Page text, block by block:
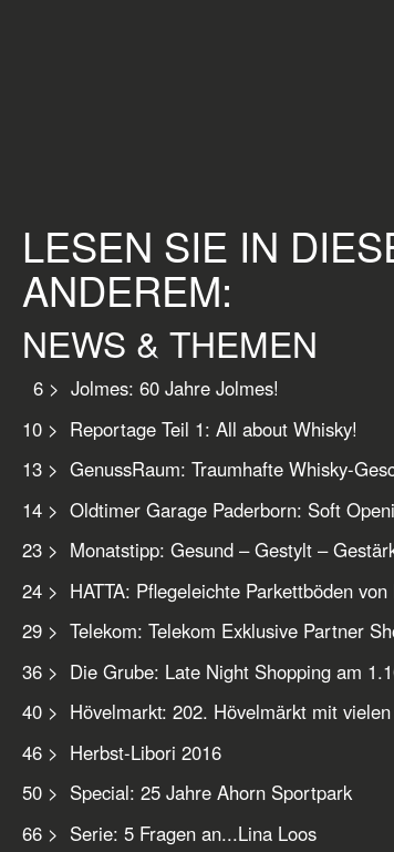
LESEN SIE IN
ANDEREM:
NEWS & THEMEN
6 > Jolmes: 60 Jahre Jolmes!
10 > Reportage Teil 1: All about Whisky!
13 > GenussRaum: Traumhafte Whisky-
14 > Oldtimer Garage Paderborn: Soft
23 > Monatstipp: Gesund – Gestylt –
24 > HATTA: Pflegeleichte Parkettböden von
29 > Telekom: Telekom Exklusive Partner
36 > Die Grube: Late Night Shopping am
40 > Hövelmarkt: 202. Hövelmärkt mit
46 > Herbst-Libori 2016
50 > Special: 25 Jahre Ahorn Sportpark
66 > Serie: 5 Fragen an...Lina Loos